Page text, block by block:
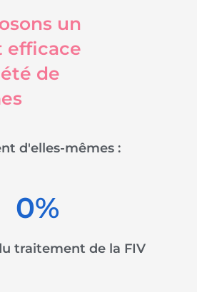
un
efficace
de
d'elles-mêmes :
traitement de la FIV
0%